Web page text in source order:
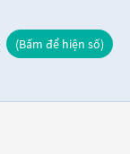
(Bấm để hiện số)